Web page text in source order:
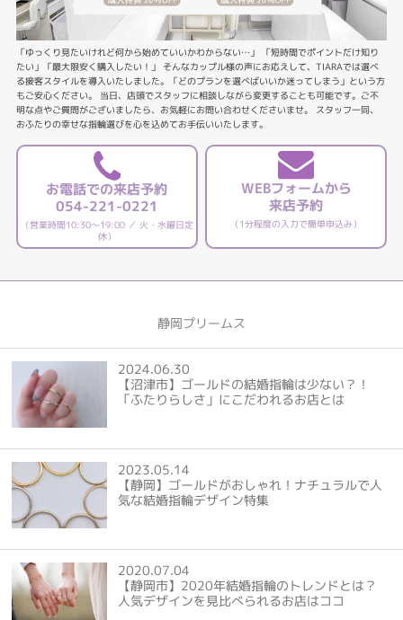
「ゆっくり見たいけれど何から始めていいかわからない…」 「短時間でポイントだけ知り
たい」「最大限安く購入したい！」 そんなカップル様の声にお応えして、TIARAでは選べ
る接客スタイルを導入いたしました。「どのプランを選べばいいか迷ってしまう」という方
もご安心ください。 当日、店頭でスタッフに相談しながら変更することも可能です。ご不
明な点やご質問がございましたら、お気軽にお問い合わせくださいませ。 スタッフ一同、
おふたりの幸せな指輪選びを心を込めてお手伝いいたします。
お電話での来店予約
054-221-0221
（営業時間10:30～19:00 ／ 火・水曜日定
休）
WEBフォームから
来店予約
（1分程度の入力で簡単申込み）
静岡プリームス
2024.06.30
【沼津市】ゴールドの結婚指輪は少ない？！
「ふたりらしさ」にこだわれるお店とは
2023.05.14
【静岡】ゴールドがおしゃれ！ナチュラルで人
気な結婚指輪デザイン特集
2020.07.04
【静岡市】2020年結婚指輪のトレンドとは？
人気デザインを見比べられるお店はココ